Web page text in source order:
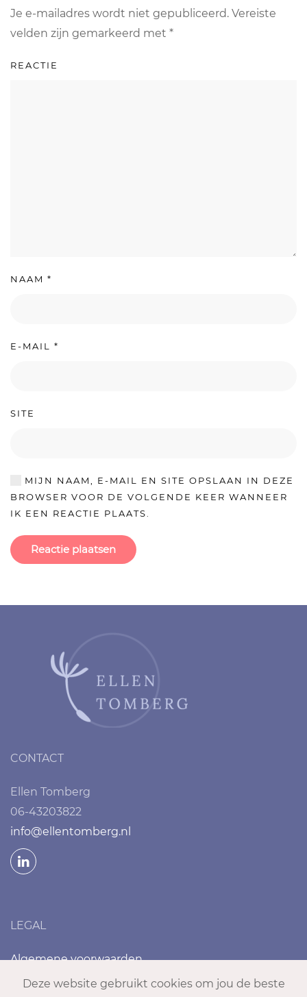
Je e-mailadres wordt niet gepubliceerd. Vereiste
velden zijn gemarkeerd met *
REACTIE
NAAM *
E-MAIL *
SITE
MIJN NAAM, E-MAIL EN SITE OPSLAAN IN DEZE
BROWSER VOOR DE VOLGENDE KEER WANNEER
IK EEN REACTIE PLAATS.
Reactie plaatsen
CONTACT
Ellen Tomberg
06-43203822
info@ellentomberg.nl
LEGAL
Algemene voorwaarden
Privacyverklaring
Deze website gebruikt cookies om jou de beste